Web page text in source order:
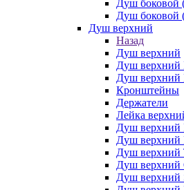
Душ боковой
Душ боковой
Душ верхний
Назад
Душ верхний
Душ верхний
Душ верхний
Кронштейны
Держатели
Лейка
Душ верхний
Душ верхний
Душ верхний
Душ верхний
Душ верхний